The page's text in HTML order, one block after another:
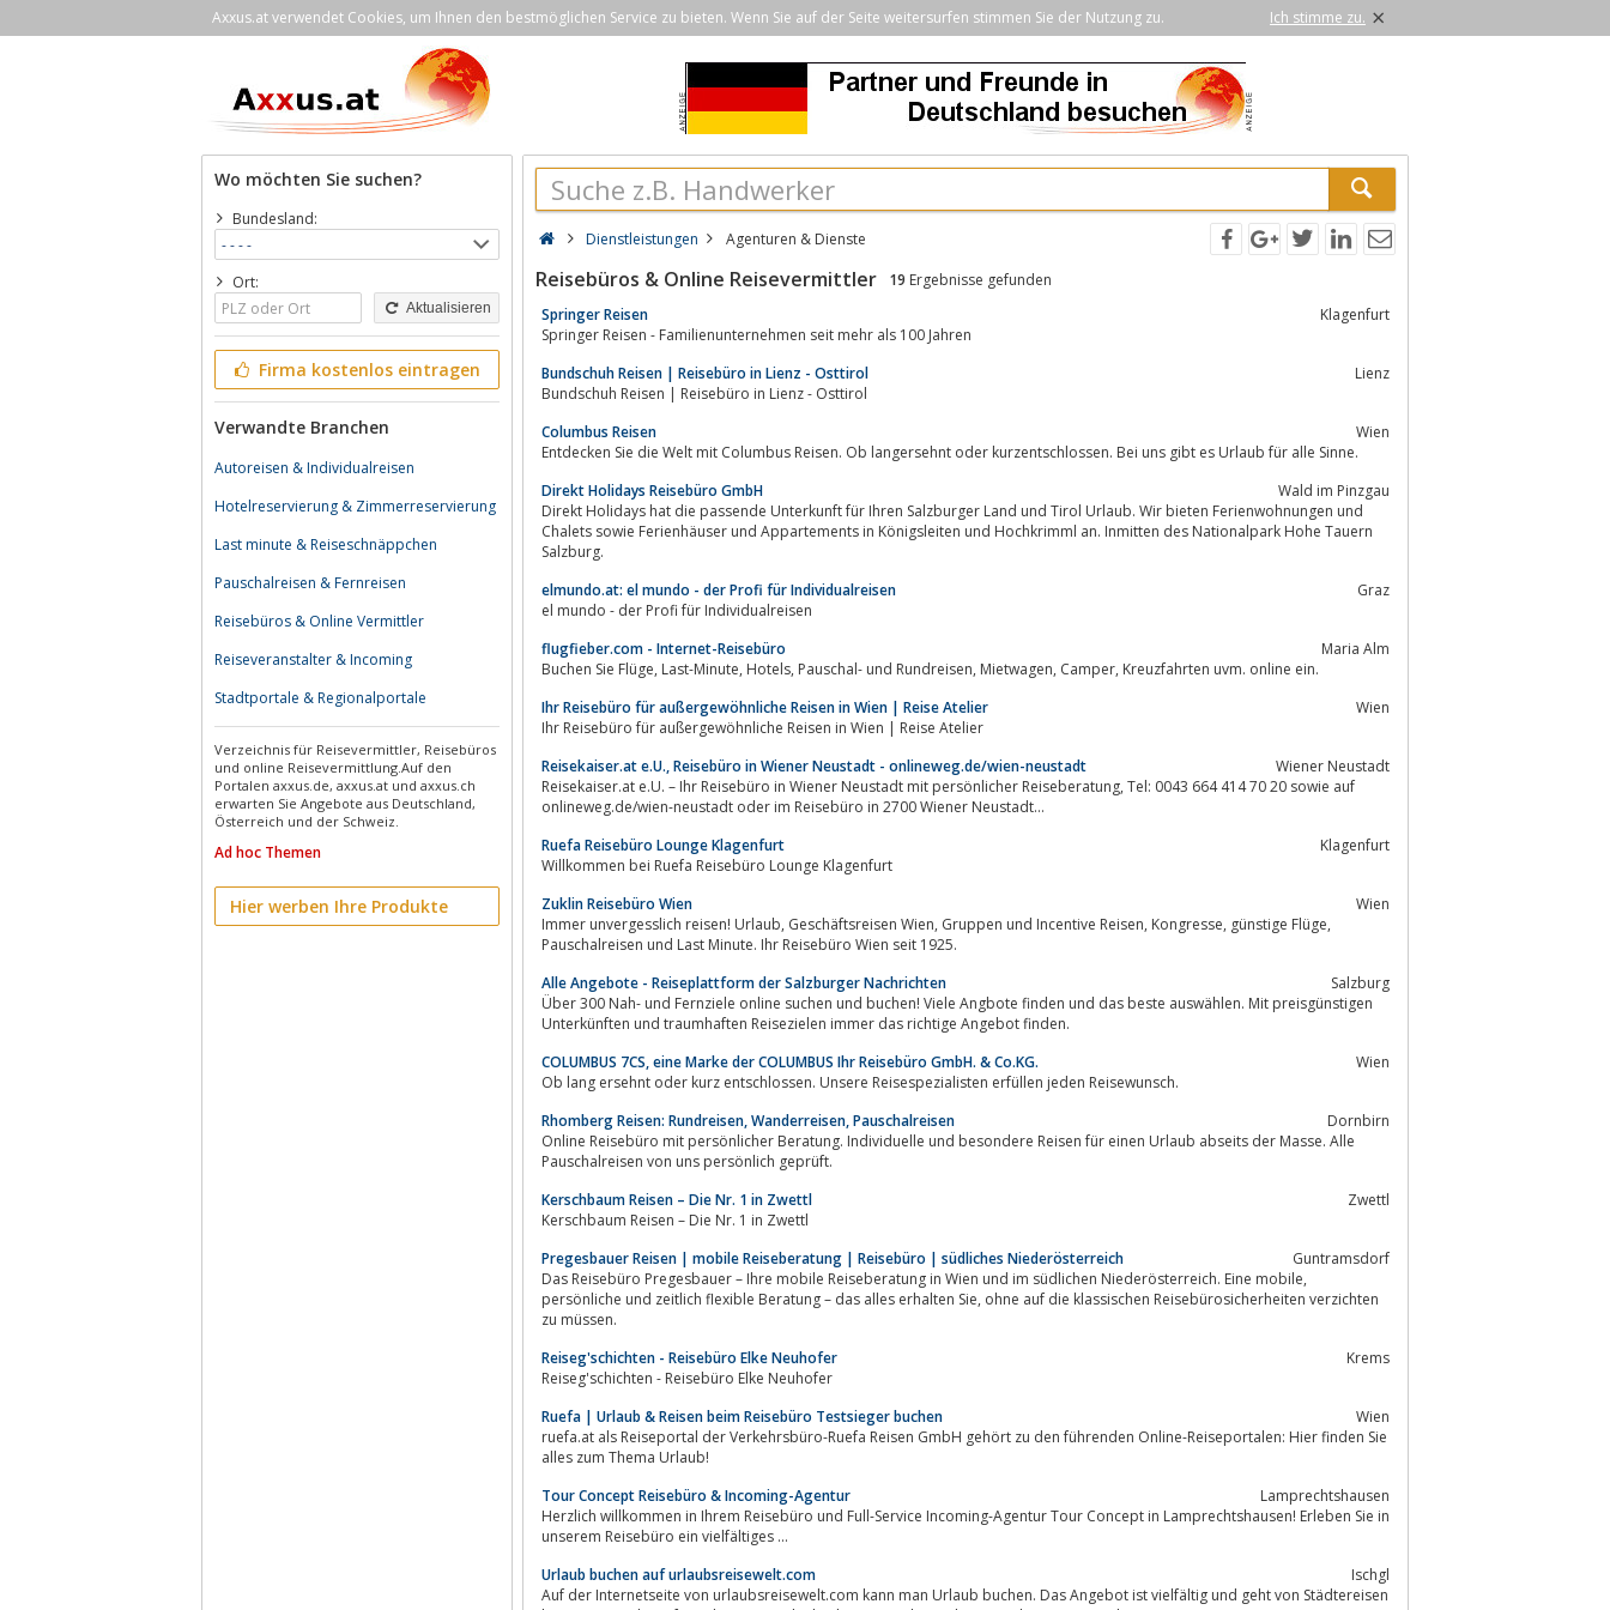
Axxus.at verwendet Cookies, um Ihnen den bestmöglichen Service zu bieten. Wenn Sie auf der Seite weitersurfen stimmen Sie der Nutzung zu. Ich stimme zu. ×
Wo möchten Sie suchen?
Bundesland:
Ort:
Aktualisieren
Firma kostenlos eintragen
Verwandte Branchen
Autoreisen & Individualreisen
Hotelreservierung & Zimmerreservierung
Last minute & Reiseschnäppchen
Pauschalreisen & Fernreisen
Reisebüros & Online Vermittler
Reiseveranstalter & Incoming
Stadtportale & Regionalportale
Verzeichnis für Reisevermittler, Reisebüros
und online Reisevermittlung.Auf den
Portalen axxus.de, axxus.at und axxus.ch
erwarten Sie Angebote aus Deutschland,
Österreich und der Schweiz.
Ad hoc Themen
Hier werben Ihre Produkte
Dienstleistungen Agenturen & Dienste
Reisebüros & Online Reisevermittler 19 Ergebnisse gefunden
Springer Reisen
Klagenfurt
Springer Reisen - Familienunternehmen seit mehr als 100 Jahren
Bundschuh Reisen | Reisebüro in Lienz - Osttirol
Lienz
Bundschuh Reisen | Reisebüro in Lienz - Osttirol
Columbus Reisen
Wien
Entdecken Sie die Welt mit Columbus Reisen. Ob langersehnt oder kurzentschlossen. Bei uns gibt es Urlaub für alle Sinne.
Direkt Holidays Reisebüro GmbH
Wald im Pinzgau
Direkt Holidays hat die passende Unterkunft für Ihren Salzburger Land und Tirol Urlaub. Wir bieten Ferienwohnungen und
Chalets sowie Ferienhäuser und Appartements in Königsleiten und Hochkrimml an. Inmitten des Nationalpark Hohe Tauern
Salzburg.
elmundo.at: el mundo - der Profi für Individualreisen
Graz
el mundo - der Profi für Individualreisen
flugfieber.com - Internet-Reisebüro
Maria Alm
Buchen Sie Flüge, Last-Minute, Hotels, Pauschal- und Rundreisen, Mietwagen, Camper, Kreuzfahrten uvm. online ein.
Ihr Reisebüro für außergewöhnliche Reisen in Wien | Reise Atelier
Wien
Ihr Reisebüro für außergewöhnliche Reisen in Wien | Reise Atelier
Reisekaiser.at e.U., Reisebüro in Wiener Neustadt - onlineweg.de/wien-neustadt
Wiener Neustadt
Reisekaiser.at e.U. – Ihr Reisebüro in Wiener Neustadt mit persönlicher Reiseberatung, Tel: 0043 664 414 70 20 sowie auf
onlineweg.de/wien-neustadt oder im Reisebüro in 2700 Wiener Neustadt...
Ruefa Reisebüro Lounge Klagenfurt
Klagenfurt
Willkommen bei Ruefa Reisebüro Lounge Klagenfurt
Zuklin Reisebüro Wien
Wien
Immer unvergesslich reisen! Urlaub, Geschäftsreisen Wien, Gruppen und Incentive Reisen, Kongresse, günstige Flüge,
Pauschalreisen und Last Minute. Ihr Reisebüro Wien seit 1925.
Alle Angebote - Reiseplattform der Salzburger Nachrichten
Salzburg
Über 300 Nah- und Fernziele online suchen und buchen! Viele Angbote finden und das beste auswählen. Mit preisgünstigen
Unterkünften und traumhaften Reisezielen immer das richtige Angebot finden.
COLUMBUS 7CS, eine Marke der COLUMBUS Ihr Reisebüro GmbH. & Co.KG.
Wien
Ob lang ersehnt oder kurz entschlossen. Unsere Reisespezialisten erfüllen jeden Reisewunsch.
Rhomberg Reisen: Rundreisen, Wanderreisen, Pauschalreisen
Dornbirn
Online Reisebüro mit persönlicher Beratung. Individuelle und besondere Reisen für einen Urlaub abseits der Masse. Alle
Pauschalreisen von uns persönlich geprüft.
Kerschbaum Reisen – Die Nr. 1 in Zwettl
Zwettl
Kerschbaum Reisen – Die Nr. 1 in Zwettl
Pregesbauer Reisen | mobile Reiseberatung | Reisebüro | südliches Niederösterreich
Guntramsdorf
Das Reisebüro Pregesbauer – Ihre mobile Reiseberatung in Wien und im südlichen Niederösterreich. Eine mobile,
persönliche und zeitlich flexible Beratung – das alles erhalten Sie, ohne auf die klassischen Reisebürosicherheiten verzichten
zu müssen.
Reiseg'schichten - Reisebüro Elke Neuhofer
Krems
Reiseg'schichten - Reisebüro Elke Neuhofer
Ruefa | Urlaub & Reisen beim Reisebüro Testsieger buchen
Wien
ruefa.at als Reiseportal der Verkehrsbüro-Ruefa Reisen GmbH gehört zu den führenden Online-Reiseportalen: Hier finden Sie
alles zum Thema Urlaub!
Tour Concept Reisebüro & Incoming-Agentur
Lamprechtshausen
Herzlich willkommen in Ihrem Reisebüro und Full-Service Incoming-Agentur Tour Concept in Lamprechtshausen! Erleben Sie in
unserem Reisebüro ein vielfältiges ...
Urlaub buchen auf urlaubsreisewelt.com
Ischgl
Auf der Internetseite von urlaubsreisewelt.com kann man Urlaub buchen. Das Angebot ist vielfältig und geht von Städtereisen